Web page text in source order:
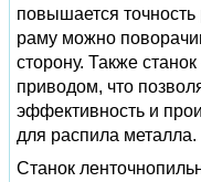
повышается
раму можно
сторону. Также
приводом, что
эффективность и
для распила металла.
Станок